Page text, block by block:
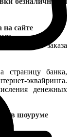
сайте
доставки заказа
страницу банка,
эквайринга.
денежных
в шоуруме